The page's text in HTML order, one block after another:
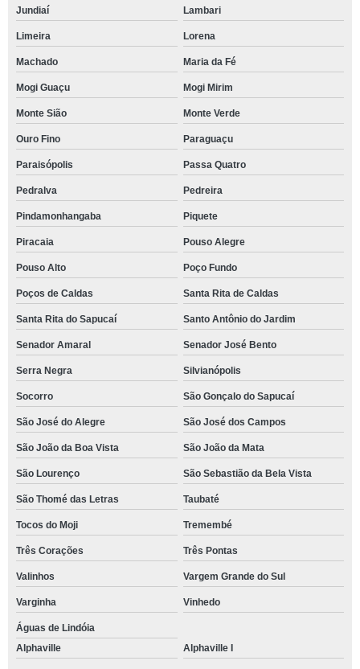
Jundiaí Lambari
Limeira Lorena
Machado Maria da Fé
Mogi Guaçu Mogi Mirim
Monte Sião Monte Verde
Ouro Fino Paraguaçu
Paraisópolis Passa Quatro
Pedralva Pedreira
Pindamonhangaba Piquete
Piracaia Pouso Alegre
Pouso Alto Poço Fundo
Poços de Caldas Santa Rita de Caldas
Santa Rita do Sapucaí Santo Antônio do Jardim
Senador Amaral Senador José Bento
Serra Negra Silvianópolis
Socorro São Gonçalo do Sapucaí
São José do Alegre São José dos Campos
São João da Boa Vista São João da Mata
São Lourenço São Sebastião da Bela Vista
São Thomé das Letras Taubaté
Tocos do Moji Tremembé
Três Corações Três Pontas
Valinhos Vargem Grande do Sul
Varginha Vinhedo
Águas de Lindóia
Alphaville
Alphaville I